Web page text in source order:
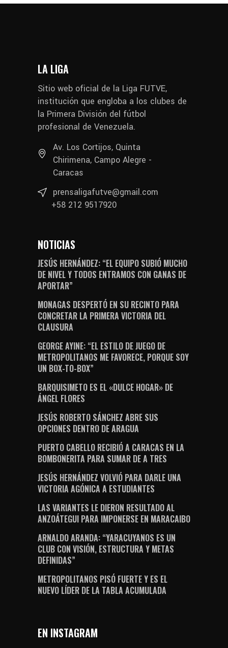
LA LIGA
Sitio web oficial de la Liga FUTVE,
institución que engloba a los clubes de
la Primera División del fútbol
profesional de Venezuela.
Av. Los Cortijos, Quinta
Chirimena, Campo Alegre -
Caracas
prensaligafutve@gmail.com
+58 212 9517920
NOTICIAS
JESÚS HERNÁNDEZ: “EL EQUIPO SUBIÓ MUCHO
DE NIVEL Y TODOS ENTRAMOS CON GANAS DE
APORTAR”
MONAGAS DESPERTÓ EN SU RECINTO PARA
CONCRETAR LA PRIMERA VICTORIA DEL
CLAUSURA
GEORGE AYINE: “EL ESTILO DE JUEGO DE
METROPOLITANOS ME FAVORECE, PORQUE SOY
UN BOX-TO-BOX”
BARQUISIMETO ES EL «DULCE HOGAR» DE
ÁNGEL FLORES
JESÚS ROBERTO SÁNCHEZ ABRE SUS
OPCIONES DENTRO DE ARAGUA
PUERTO CABELLO RECIBIÓ A CARACAS EN LA
BOMBONERITA PARA SUMAR DE A TRES
JESÚS HERNÁNDEZ VOLVIÓ PARA DARLE UNA
VICTORIA AGÓNICA A ESTUDIANTES
LAS VARIANTES LE DIERON RESULTADO AL
ANZOÁTEGUI PARA IMPONERSE EN MARACAIBO
ARNALDO ARANDA: “YARACUYANOS ES UN
CLUB CON VISIÓN, ESTRUCTURA Y METAS
DEFINIDAS”
METROPOLITANOS PISÓ FUERTE Y ES EL
NUEVO LÍDER DE LA TABLA ACUMULADA
EN INSTAGRAM